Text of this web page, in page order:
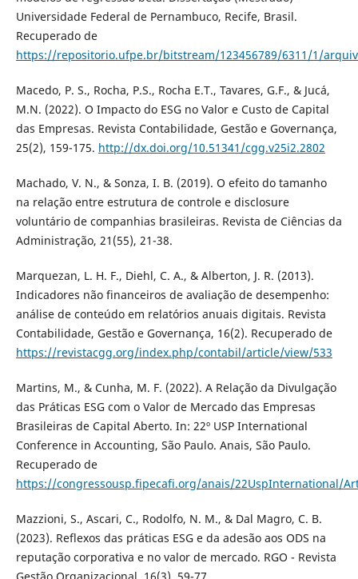
Universidade Federal de Pernambuco, Recife, Brasil.
Recuperado de
https://repositorio.ufpe.br/bitstream/123456789/6311/1/
Macedo, P. S., Rocha, P.S., Rocha E.T., Tavares, G.F., & Jucá,
M.N. (2022). O Impacto do ESG no Valor e Custo de Capital
das Empresas. Revista Contabilidade, Gestão e Governança,
25(2), 159-175. http://dx.doi.org/10.51341/cgg.v25i2.2802
Machado, V. N., & Sonza, I. B. (2019). O efeito do tamanho
na relação entre estrutura de controle e disclosure
voluntário de companhias brasileiras. Revista de Ciências da
Administração, 21(55), 21-38.
Marquezan, L. H. F., Diehl, C. A., & Alberton, J. R. (2013).
Indicadores não financeiros de avaliação de desempenho:
análise de conteúdo em relatórios anuais digitais. Revista
Contabilidade, Gestão e Governança, 16(2). Recuperado de
https://revistacgg.org/index.php/contabil/article/view/533
Martins, M., & Cunha, M. F. (2022). A Relação da Divulgação
das Práticas ESG com o Valor de Mercado das Empresas
Brasileiras de Capital Aberto. In: 22º USP International
Conference in Accounting, São Paulo. Anais, São Paulo.
Recuperado de
https://congressousp.fipecafi.org/anais/22UspInternational/
Mazzioni, S., Ascari, C., Rodolfo, N. M., & Dal Magro, C. B.
(2023). Reflexos das práticas ESG e da adesão aos ODS na
reputação corporativa e no valor de mercado. RGO - Revista